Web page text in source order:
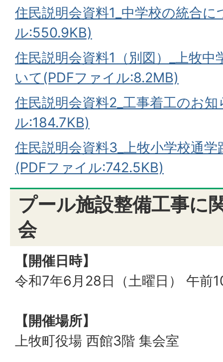
住民説明会資料1_中学校の統合
ル:550.9KB)
住民説明会資料1（別図）_上牧
いて(PDFファイル:8.2MB)
住民説明会資料2_工事着工のお
ル:184.7KB)
住民説明会資料3_上牧小学校通
(PDFファイル:742.5KB)
プール施設整備工事に
会
【開催日時】
令和7年6月28日（土曜日） 午前
【開催場所】
上牧町役場 西館3階 集会室